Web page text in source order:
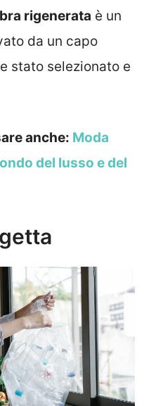
rigenerata è un
da un capo
stato selezionato e
anche: Moda
del lusso e del